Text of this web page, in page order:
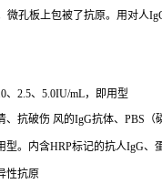
微孔板上包被了抗原。用对人
、2.5、5.0IU/mL，即用型
、抗破伤 风的IgG抗体、PBS（
型。内含HRP标记的抗人IgG、
性抗原